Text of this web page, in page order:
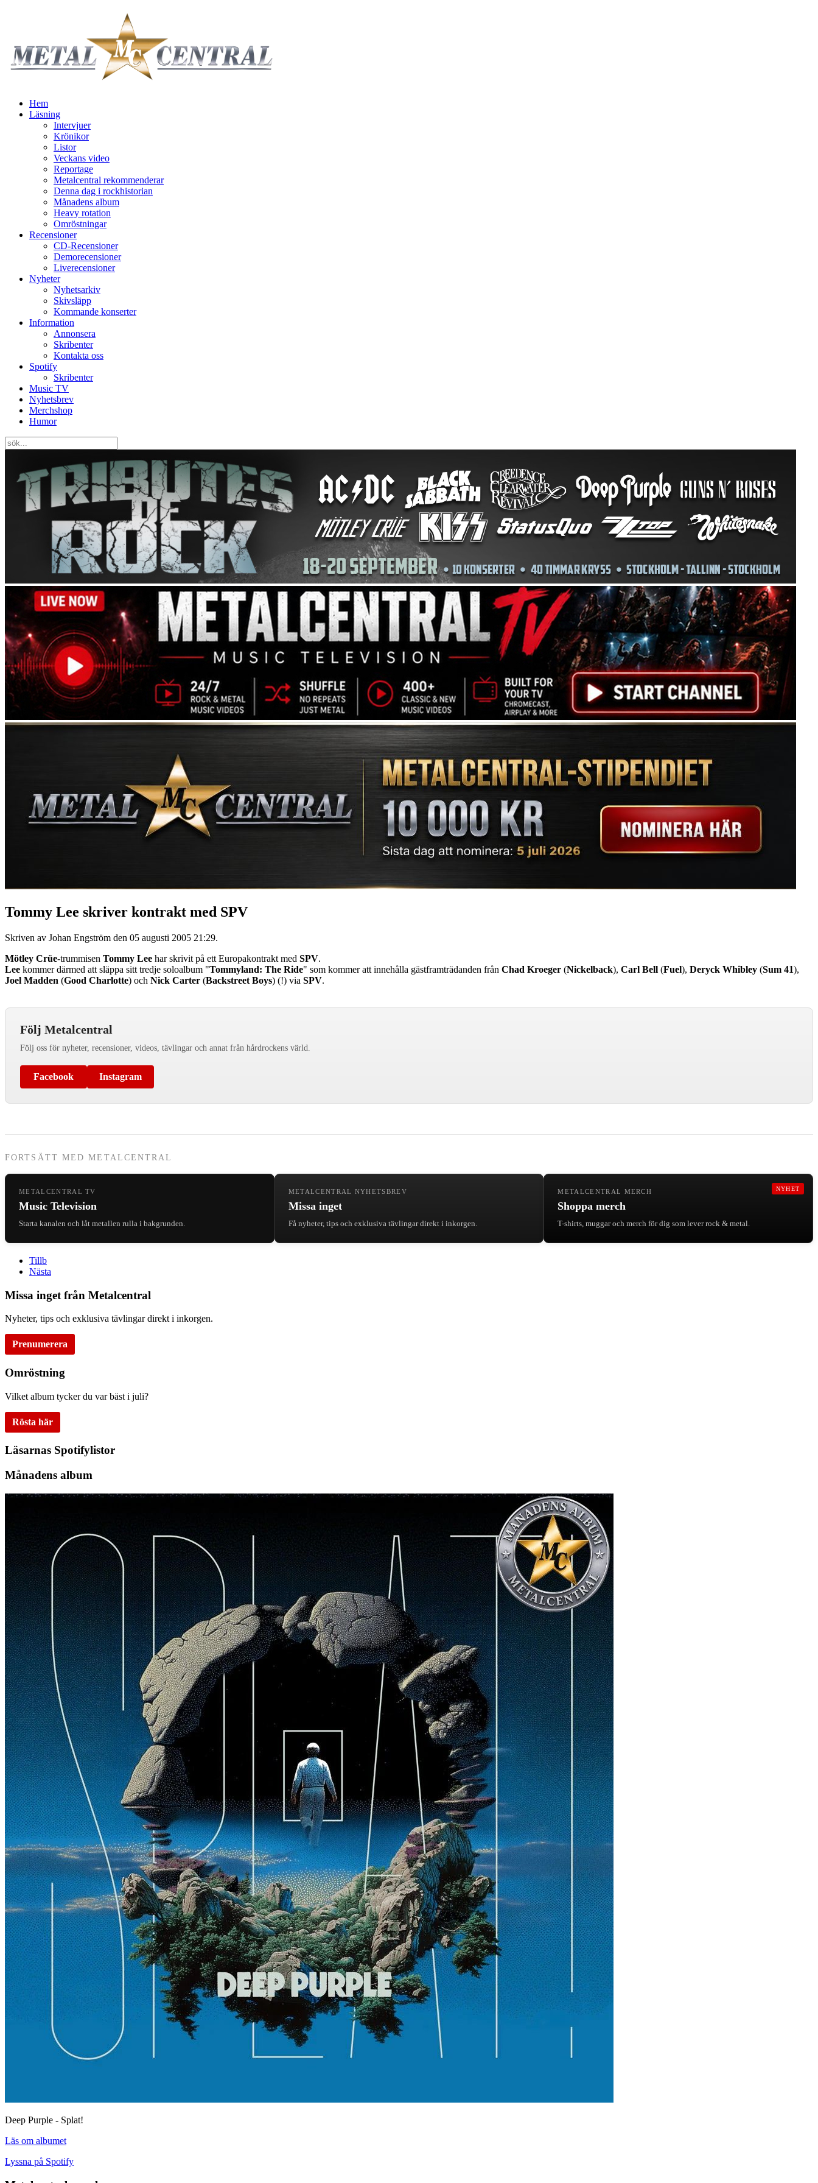
Hem
Läsning
Intervjuer
Krönikor
Listor
Veckans video
Reportage
Metalcentral rekommenderar
Denna dag i rockhistorian
Månadens album
Heavy rotation
Omröstningar
Recensioner
CD-Recensioner
Demorecensioner
Liverecensioner
Nyheter
Nyhetsarkiv
Skivsläpp
Kommande konserter
Information
Annonsera
Skribenter
Kontakta oss
Spotify
Skribenter
Music TV
Nyhetsbrev
Merchshop
Humor
Tommy Lee skriver kontrakt med SPV
Skriven av Johan Engström den 05 augusti 2005 21:29.
Mötley Crüe-trummisen Tommy Lee har skrivit på ett Europakontrakt med SPV.
Lee kommer därmed att släppa sitt tredje soloalbum "Tommyland: The Ride" som kommer att innehålla gästframträdanden från Chad Kroeger (Nickelback), Carl Bell (Fuel), Deryck Whibley (Sum 41),
Joel Madden (Good Charlotte) och Nick Carter (Backstreet Boys) (!) via SPV.
Följ Metalcentral
Följ oss för nyheter, recensioner, videos, tävlingar och annat från hårdrockens värld.
Facebook Instagram
FORTSÄTT MED METALCENTRAL
METALCENTRAL TV
Music Television
Starta kanalen och låt metallen rulla i bakgrunden.
METALCENTRAL NYHETSBREV
Missa inget
Få nyheter, tips och exklusiva tävlingar direkt i inkorgen.
NYHET
METALCENTRAL MERCH
Shoppa merch
T-shirts, muggar och merch för dig som lever rock & metal.
Tillb
Nästa
Missa inget från Metalcentral
Nyheter, tips och exklusiva tävlingar direkt i inkorgen.
Prenumerera
Omröstning
Vilket album tycker du var bäst i juli?
Rösta här
Läsarnas Spotifylistor
Månadens album
Deep Purple - Splat!
Läs om albumet
Lyssna på Spotify